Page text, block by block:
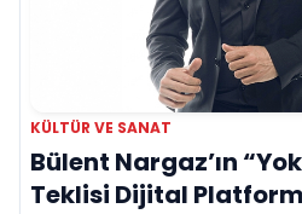
KÜLTÜR VE SANAT
Bülent Nargaz’ın
Teklisi Dijital